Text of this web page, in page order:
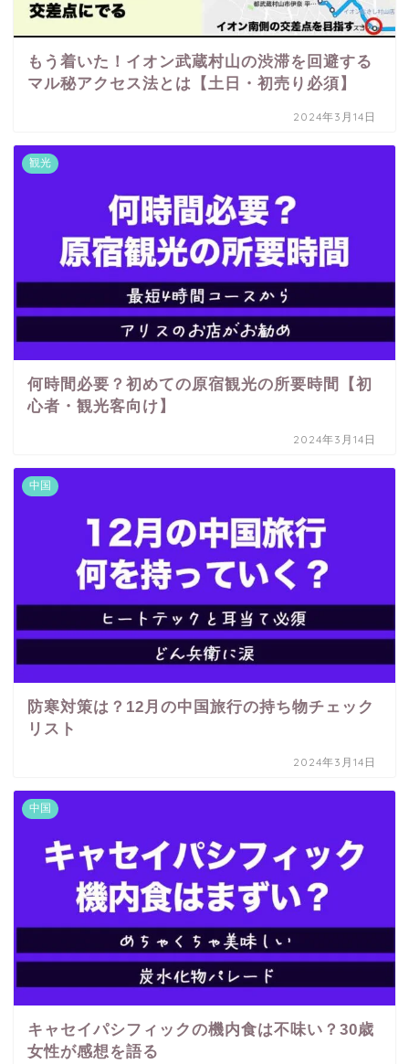
もう着いた！イオン武蔵村山の渋滞を回避する
マル秘アクセス法とは【土日・初売り必須】
2024年3月14日
観光
何時間必要？初めての原宿観光の所要時間【初
心者・観光客向け】
2024年3月14日
中国
防寒対策は？12月の中国旅行の持ち物チェック
リスト
2024年3月14日
中国
キャセイパシフィックの機内食は不味い？30歳
女性が感想を語る